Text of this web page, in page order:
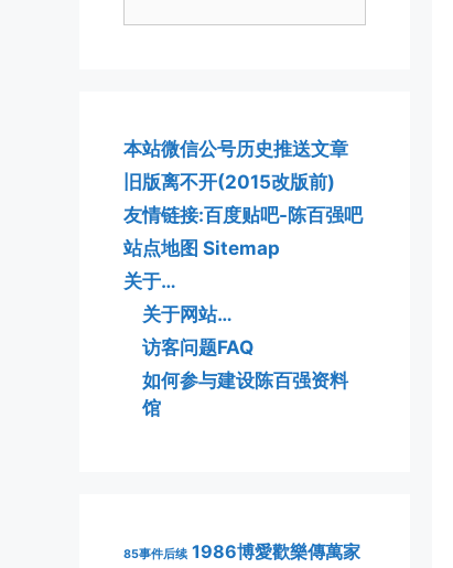
本站微信公号历史推送文章
旧版离不开(2015改版前)
友情链接:百度贴吧-陈百强吧
站点地图 Sitemap
关于…
关于网站…
访客问题FAQ
如何参与建设陈百强资料
馆
85事件后续 1986博愛歡樂傳萬家